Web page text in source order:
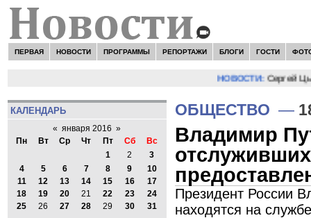
ПЕРВАЯ НОВОСТИ ПРОГРАММЫ РЕПОРТАЖИ БЛОГИ ГОСТИ
НОВОСТИ: Сергей
КАЛЕНДАРЬ
« января 2016 »
Пн
Вт Ср Чт Пт Сб
Вс
1
2
3
4
5 6 7 8 9
10
11
12 13 14 15 16
17
18
19 20 21 22 23
24
25
26 27 28 29 30 31
ОБЩЕСТВО —
Владимир
Президент России
находятся на